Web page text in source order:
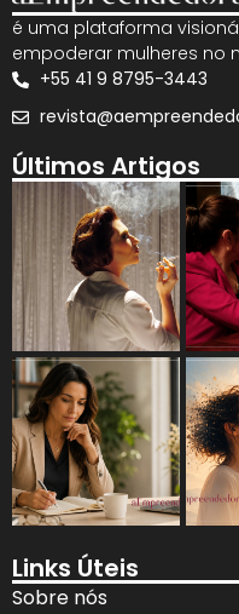
é uma plataforma
empoderar mulheres no
+55 41 9 8795-3443
Últimos Artigos
Links Úteis
Sobre nós